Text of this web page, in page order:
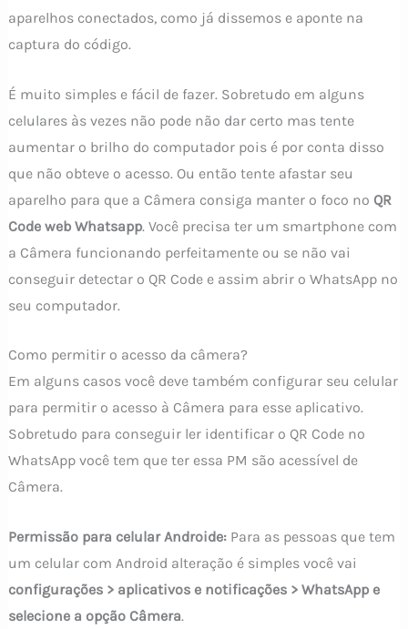
aparelhos conectados, como já dissemos e aponte na
captura do código.
É muito simples e fácil de fazer. Sobretudo em alguns
celulares às vezes não pode não dar certo mas tente
aumentar o brilho do computador pois é por conta disso
que não obteve o acesso. Ou então tente afastar seu
aparelho para que a Câmera consiga manter o foco no QR
Code web Whatsapp. Você precisa ter um smartphone com
a Câmera funcionando perfeitamente ou se não vai
conseguir detectar o QR Code e assim abrir o WhatsApp no
seu computador.
Como permitir o acesso da câmera?
Em alguns casos você deve também configurar seu celular
para permitir o acesso à Câmera para esse aplicativo.
Sobretudo para conseguir ler identificar o QR Code no
WhatsApp você tem que ter essa PM são acessível de
Câmera.
Permissão para celular Androide:Para as pessoas que tem
um celular com Android alteração é simples você vai
configurações > aplicativos e notificações > WhatsApp e
selecione a opção Câmera.